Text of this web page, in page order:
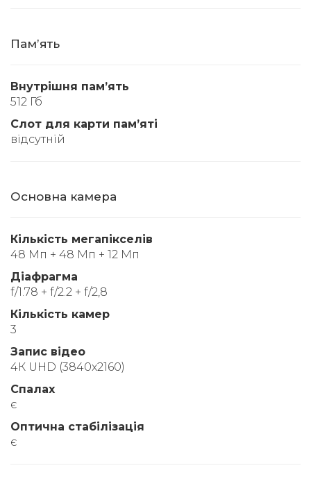
Памʼять
Внутрішня памʼять
512 Гб
Слот для карти памʼяті
відсутній
Основна камера
Кількість мегапікселів
48 Мп + 48 Мп + 12 Мп
Діафрагма
f/1.78 + f/2.2 + f/2,8
Кількість камер
3
Запис відео
4К UHD (3840x2160)
Спалах
є
Оптична стабілізація
є